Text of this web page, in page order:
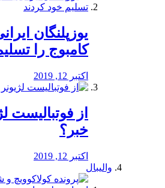
یوزپلنگان
کامبوج را
اکتبر 12, 2019
از فوتبالیست
خبر؟
اکتبر 12, 2019
والیبال